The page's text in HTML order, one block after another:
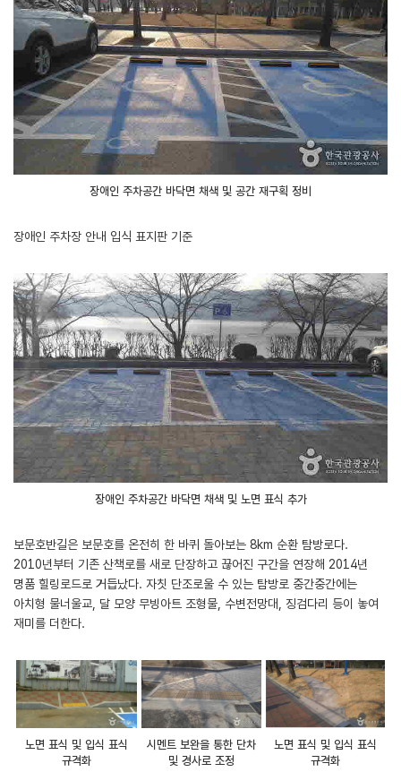
장애인 주차공간 바닥면 채색 및 공간 재구획 정비
장애인 주차장 안내 입식 표지판 기준
장애인 주차공간 바닥면 채색 및 노면 표식 추가
보문호반길은 보문호를 온전히 한 바퀴 돌아보는 8km 순환 탐방로다.
2010년부터 기존 산책로를 새로 단장하고 끊어진 구간을 연장해 2014년
명품 힐링로드로 거듭났다. 자칫 단조로울 수 있는 탐방로 중간중간에는
아치형 물너울교, 달 모양 무빙아트 조형물, 수변전망대, 징검다리 등이 놓여
재미를 더한다.
노면 표식 및 입식 표식
규격화
시멘트 보완을 통한 단차
및 경사로 조정
노면 표식 및 입식 표식
규격화